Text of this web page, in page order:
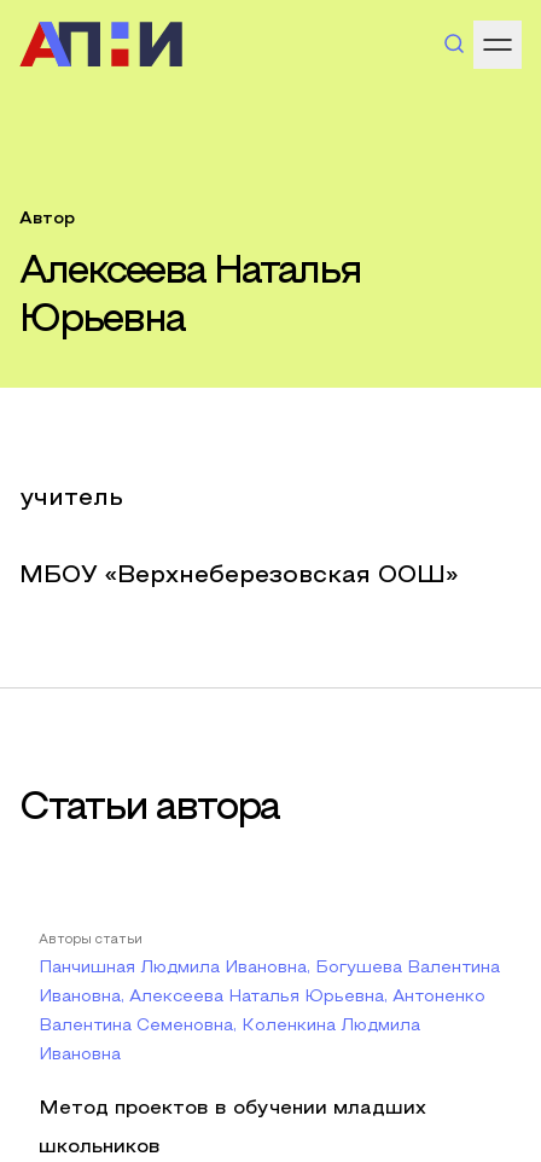
Автор
Алексеева Наталья
Юрьевна
учитель
МБОУ «Верхнеберезовская ООШ»
Статьи автора
Авторы статьи
Панчишная Людмила Ивановна, Богушева Валентина
Ивановна, Алексеева Наталья Юрьевна, Антоненко
Валентина Семеновна, Коленкина Людмила
Ивановна
Метод проектов в обучении младших
школьников